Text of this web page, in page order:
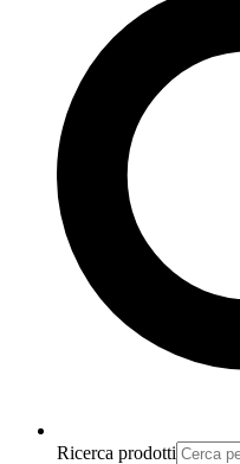
Ricerca prodotti